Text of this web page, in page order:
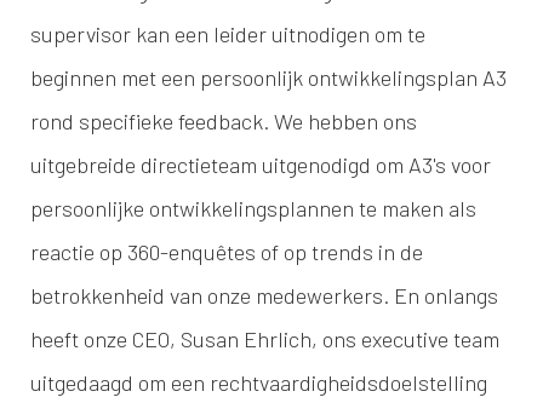
supervisor kan een leider uitnodigen om te
beginnen met een persoonlijk ontwikkelingsplan A3
rond specifieke feedback. We hebben ons
uitgebreide directieteam uitgenodigd om A3's voor
persoonlijke ontwikkelingsplannen te maken als
reactie op 360-enquêtes of op trends in de
betrokkenheid van onze medewerkers. En onlangs
heeft onze CEO, Susan Ehrlich, ons executive team
uitgedaagd om een rechtvaardigheidsdoelstelling